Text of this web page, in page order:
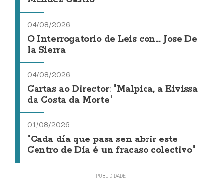
04/08/2026
O Interrogatorio de Leis con... Jose De
la Sierra
04/08/2026
Cartas ao Director: "Malpica, a Eivissa
da Costa da Morte"
01/08/2026
"Cada día que pasa sen abrir este
Centro de Día é un fracaso colectivo"